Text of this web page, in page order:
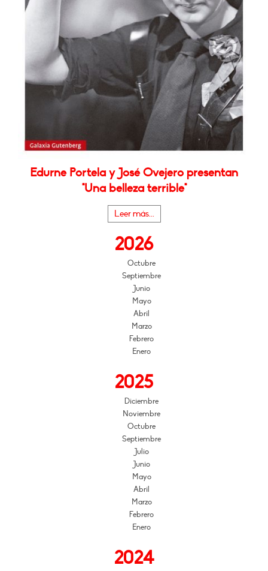
Edurne Portela y José Ovejero presentan
"Una belleza terrible"
Leer más...
2026
Octubre
Septiembre
Junio
Mayo
Abril
Marzo
Febrero
Enero
2025
Diciembre
Noviembre
Octubre
Septiembre
Julio
Junio
Mayo
Abril
Marzo
Febrero
Enero
2024